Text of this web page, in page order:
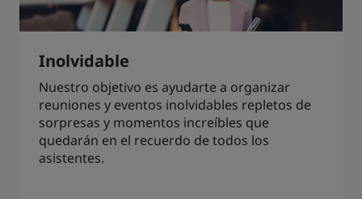
Inolvidable
Nuestro objetivo es ayudarte a organizar
reuniones y eventos inolvidables repletos de
sorpresas y momentos increíbles que
quedarán en el recuerdo de todos los
asistentes.